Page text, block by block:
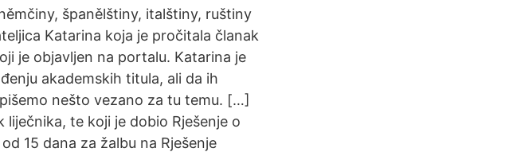
španělštiny, italštiny, ruštiny
Katarina koja je pročitala članak
je objavljen na portalu. Katarina je
akademskih titula, ali da ih
nešto vezano za tu temu. […]
liječnika, te koji je dobio Rješenje o
15 dana za žalbu na Rješenje